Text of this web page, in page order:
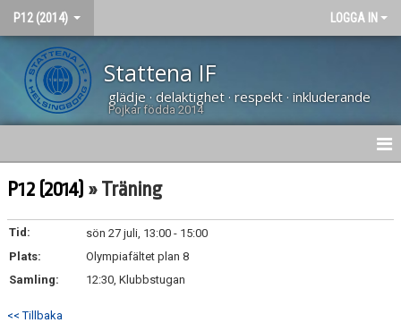
P12 (2014) LOGGA IN
Stattena IF
glädje · delaktighet · respekt · inkluderande
Pojkar födda 2014
HEM
NYHETER
KALENDER
P12 (2014) » Träning
Tid:
sön 27 juli, 13:00 - 15:00
Plats:
Olympiafältet plan 8
Samling:
12:30, Klubbstugan
<< Tillbaka